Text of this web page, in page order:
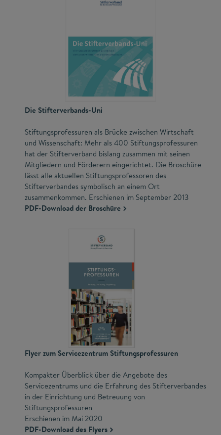
Die Stifterverbands-Uni
Stiftungsprofessuren als Brücke zwischen Wirtschaft
und Wissenschaft: Mehr als 400 Stiftungsprofessuren
hat der Stifterverband bislang zusammen mit seinen
Mitgliedern und Förderern eingerichtet. Die Broschüre
lässt alle aktuellen Stiftungsprofessoren des
Stifterverbandes symbolisch an einem Ort
zusammenkommen. Erschienen im September 2013
PDF-Download der Broschüre
Flyer zum Servicezentrum Stiftungsprofessuren
Kompakter Überblick über die Angebote des
Servicezentrums und die Erfahrung des Stifterverbandes
in der Einrichtung und Betreuung von
Stiftungsprofessuren
Erschienen im Mai 2020
PDF-Download des Flyers